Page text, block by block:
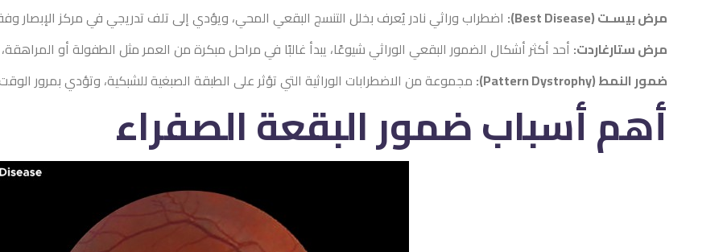
مرض بيسـت (Best Disease):
اضطراب وراثي نادر يُعرف بخلل التنسج البقعي المحي، ويؤدي إلى تلف تدريجي في مركز الإبصار
مرض ستارغاردت: أحد أكثر أشكال الضمور البقعي الوراثي شيوعًا، يبدأ غالبًا في مراحل مبكرة من العمر مثل الطفولة أو
ضمور النمط (Pattern Dystrophy):
مجموعة من الاضطرابات الوراثية التي تؤثر على الطبقة الصبغية للشبكية، وتؤدي بمرور
أهم أسباب ضمور البقعة الصفراء